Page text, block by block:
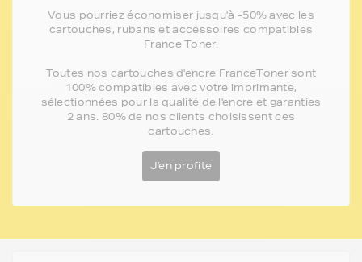
Vous pourriez économiser jusqu'à -50% avec les
cartouches, rubans et accessoires compatibles
France Toner.
Toutes nos cartouches d'encre FranceToner sont
100% compatibles avec votre imprimante,
sélectionnées pour la qualité de l'encre et garanties
2 ans. 80% de nos clients choisissent ces
cartouches.
J'en profite